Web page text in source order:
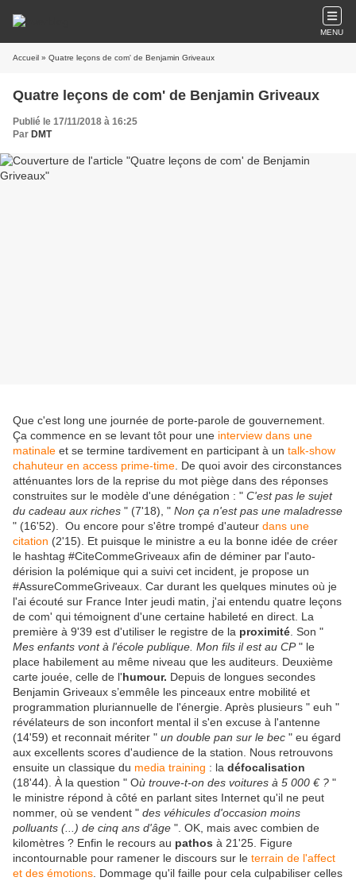
MENU
Accueil » Quatre leçons de com' de Benjamin Griveaux
Quatre leçons de com' de Benjamin Griveaux
Publié le 17/11/2018 à 16:25
Par DMT
Que c'est long une journée de porte-parole de gouvernement.
Ça commence en se levant tôt pour une interview dans une
matinale et se termine tardivement en participant à un talk-show
chahuteur en access prime-time . De quoi avoir des circonstances
atténuantes lors de la reprise du mot piège dans des réponses
construites sur le modèle d'une dénégation : " C'est pas le sujet
du cadeau aux riches " (7'18), " Non ça n'est pas une maladresse
" (16'52). Ou encore pour s'être trompé d'auteur dans une
citation (2'15). Et puisque le ministre a eu la bonne idée de créer
le hashtag #CiteCommeGriveaux afin de déminer par l'auto-
dérision la polémique qui a suivi cet incident, je propose un
#AssureCommeGriveaux. Car durant les quelques minutes où je
l'ai écouté sur France Inter jeudi matin, j'ai entendu quatre leçons
de com' qui témoignent d'une certaine habileté en direct. La
première à 9'39 est d'utiliser le registre de la proximité . Son "
Mes enfants vont à l'école publique. Mon fils il est au CP" le
place habilement au même niveau que les auditeurs. Deuxième
carte jouée, celle de l'humour. Depuis de longues secondes
Benjamin Griveaux s’emmêle les pinceaux entre mobilité et
programmation pluriannuelle de l'énergie. Après plusieurs " euh "
révélateurs de son inconfort mental il s'en excuse à l'antenne
(14'59) et reconnait mériter " un double pan sur le bec " eu égard
aux excellents scores d'audience de la station. Nous retrouvons
ensuite un classique du media training : la défocalisation
(18'44). À la question " Où trouve-t-on des voitures à 5 000 € ? "
le ministre répond à côté en parlant sites Internet qu'il ne peut
nommer, où se vendent " des véhicules d'occasion moins
polluants (...) de cinq ans d'âge ". OK, mais avec combien de
kilomètres ? Enfin le recours au pathos à 21'25. Figure
incontournable pour ramener le discours sur le terrain de l'affect
et des émotions . Dommage qu'il faille pour cela culpabiliser celles